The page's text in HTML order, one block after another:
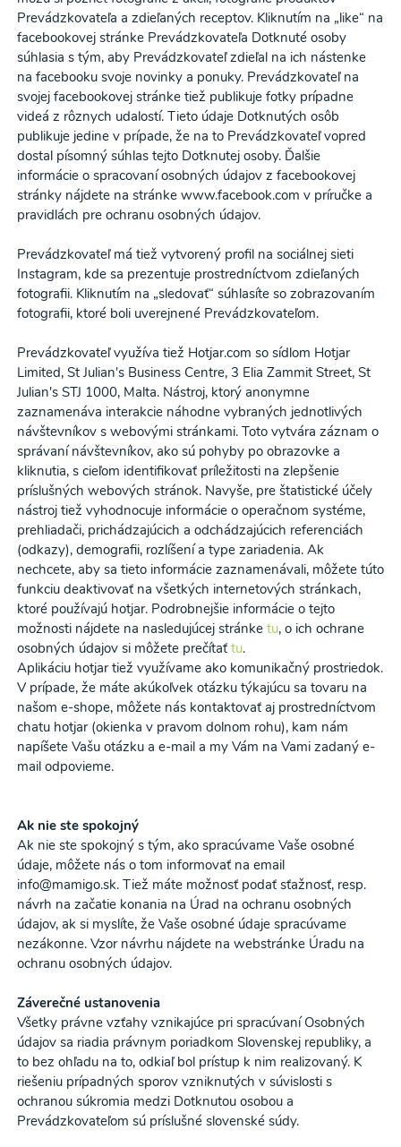
Prevádzkovateľa a zdieľaných receptov. Kliknutím na „like“ na
facebookovej stránke Prevádzkovateľa Dotknuté osoby
súhlasia s tým, aby Prevádzkovateľ zdieľal na ich nástenke
na facebooku svoje novinky a ponuky. Prevádzkovateľ na
svojej facebookovej stránke tiež publikuje fotky prípadne
videá z rôznych udalostí. Tieto údaje Dotknutých osôb
publikuje jedine v prípade, že na to Prevádzkovateľ vopred
dostal písomný súhlas tejto Dotknutej osoby. Ďalšie
informácie o spracovaní osobných údajov z facebookovej
stránky nájdete na stránke www.facebook.com v príručke a
pravidlách pre ochranu osobných údajov.
Prevádzkovateľ má tiež vytvorený profil na sociálnej sieti
Instagram, kde sa prezentuje prostredníctvom zdieľaných
fotografii. Kliknutím na „sledovať“ súhlasíte so zobrazovaním
fotografii, ktoré boli uverejnené Prevádzkovateľom.
Prevádzkovateľ využíva tiež Hotjar.com so sídlom Hotjar
Limited, St Julian's Business Centre, 3 Elia Zammit Street, St
Julian's STJ 1000, Malta. Nástroj, ktorý anonymne
zaznamenáva interakcie náhodne vybraných jednotlivých
návštevníkov s webovými stránkami. Toto vytvára záznam o
správaní návštevníkov, ako sú pohyby po obrazovke a
kliknutia, s cieľom identifikovať príležitosti na zlepšenie
príslušných webových stránok. Navyše, pre štatistické účely
nástroj tiež vyhodnocuje informácie o operačnom systéme,
prehliadači, prichádzajúcich a odchádzajúcich referenciách
(odkazy), demografii, rozlíšení a type zariadenia. Ak
nechcete, aby sa tieto informácie zaznamenávali, môžete túto
funkciu deaktivovať na všetkých internetových stránkach,
ktoré používajú hotjar. Podrobnejšie informácie o tejto
možnosti nájdete na nasledujúcej stránke tu, o ich ochrane
osobných údajov si môžete prečítať tu.
Aplikáciu hotjar tiež využívame ako komunikačný prostriedok.
V prípade, že máte akúkoľvek otázku týkajúcu sa tovaru na
našom e-shope, môžete nás kontaktovať aj prostredníctvom
chatu hotjar (okienka v pravom dolnom rohu), kam nám
napíšete Vašu otázku a e-mail a my Vám na Vami zadaný e-
mail odpovieme.
Ak nie ste spokojný
Ak nie ste spokojný s tým, ako spracúvame Vaše osobné
údaje, môžete nás o tom informovať na email
info@mamigo.sk. Tiež máte možnosť podať sťažnosť, resp.
návrh na začatie konania na Úrad na ochranu osobných
údajov, ak si myslíte, že Vaše osobné údaje spracúvame
nezákonne. Vzor návrhu nájdete na webstránke Úradu na
ochranu osobných údajov.
Záverečné ustanovenia
Všetky právne vzťahy vznikajúce pri spracúvaní Osobných
údajov sa riadia právnym poriadkom Slovenskej republiky, a
to bez ohľadu na to, odkiaľ bol prístup k nim realizovaný. K
riešeniu prípadných sporov vzniknutých v súvislosti s
ochranou súkromia medzi Dotknutou osobou a
Prevádzkovateľom sú príslušné slovenské súdy.